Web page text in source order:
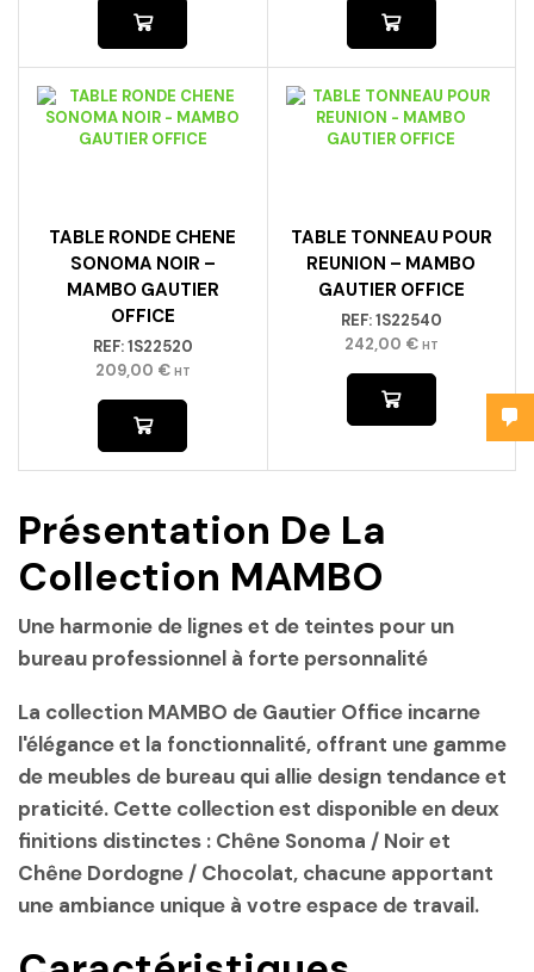
TABLE RONDE CHENE
SONOMA NOIR –
MAMBO GAUTIER
OFFICE
REF:1S22520
209,00 € HT
TABLE TONNEAU POUR
REUNION – MAMBO
GAUTIER OFFICE
REF:1S22540
242,00 € HT
Présentation De La
Collection MAMBO
Une harmonie de lignes et de teintes pour un
bureau professionnel à forte personnalité
La collection MAMBO de Gautier Office incarne
l'élégance et la fonctionnalité, offrant une gamme
de meubles de bureau qui allie design tendance et
praticité. Cette collection est disponible en deux
finitions distinctes : Chêne Sonoma / Noiret
Chêne Dordogne / Chocolat, chacune apportant
une ambiance unique à votre espace de travail.